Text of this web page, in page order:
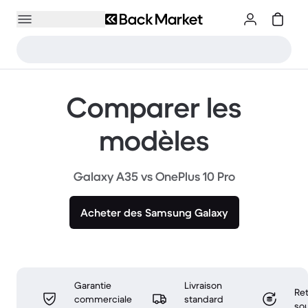
Comparer les
modèles
Galaxy A35 vs OnePlus 10 Pro
Acheter des Samsung Galaxy
Garantie
commerciale
Livraison
standard